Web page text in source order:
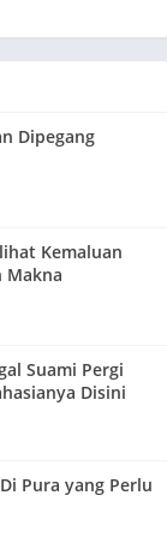
Dipegang
Kemaluan
Makna
Suami Pergi
Disini
Pura yang Perlu